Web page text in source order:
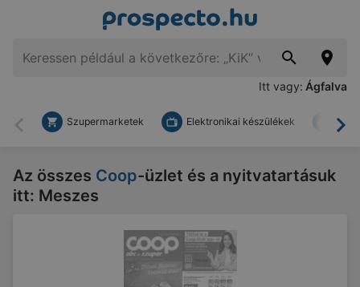
Itt vagy: Ágfalva
Vissza
Szupermarketek Elektronikai készülékek
Az összes Coop-üzlet és a nyitvatartásuk
itt: Meszes